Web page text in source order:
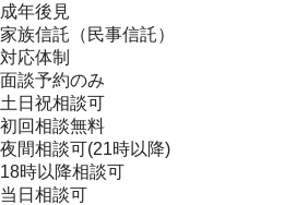
成年後見
家族信託（民事信託）
対応体制
面談予約のみ
土日祝相談可
初回相談無料
夜間相談可(21時以降)
18時以降相談可
当日相談可